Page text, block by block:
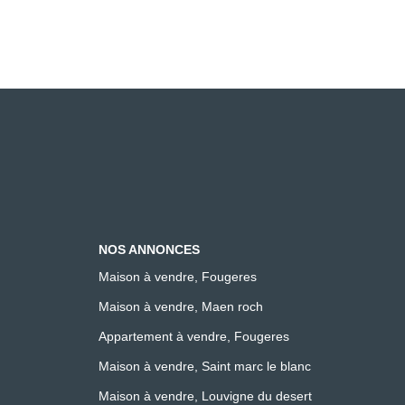
NOS ANNONCES
Maison à vendre, Fougeres
Maison à vendre, Maen roch
Appartement à vendre, Fougeres
Maison à vendre, Saint marc le blanc
Maison à vendre, Louvigne du desert